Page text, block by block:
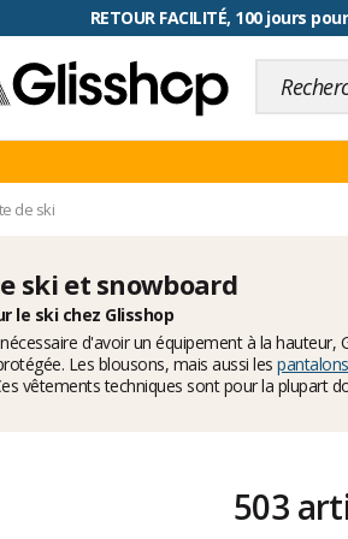
RETOUR FACILITÉ, 100 jours
de ski
ski et snowboard
le ski chez Glisshop
d'avoir un équipement à la
Les blousons, mais aussi les
vêtements techniques sont pour la plupart
503